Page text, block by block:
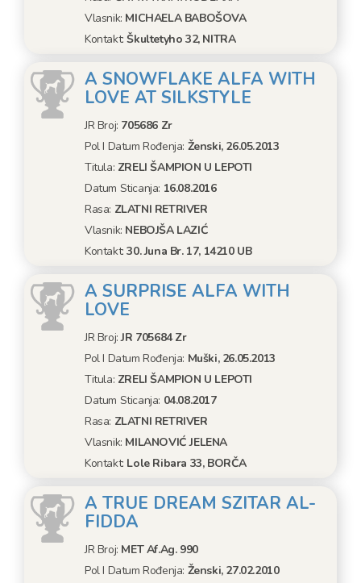
Vlasnik: MICHAELA BABOŠOVA
Kontakt:Škultetyho 32, NITRA
A SNOWFLAKE ALFA WITH
LOVE AT SILKSTYLE
JR Broj: 705686 Zr
Pol I Datum Rođenja: Ženski, 26.05.2013
Titula: ZRELI ŠAMPION U LEPOTI
Datum Sticanja: 16.08.2016
Rasa: ZLATNI RETRIVER
Vlasnik: NEBOJŠA LAZIĆ
Kontakt:30. Juna Br. 17, 14210 UB
A SURPRISE ALFA WITH
LOVE
JR Broj:JR 705684 Zr
Pol I Datum Rođenja: Muški, 26.05.2013
Titula: ZRELI ŠAMPION U LEPOTI
Datum Sticanja: 04.08.2017
Rasa: ZLATNI RETRIVER
Vlasnik: MILANOVIĆ JELENA
Kontakt: Lole Ribara 33, BORČA
A TRUE DREAM SZITAR AL-
FIDDA
JR Broj: MET Af.ag. 990
Pol I Datum Rođenja: Ženski, 27.02.2010